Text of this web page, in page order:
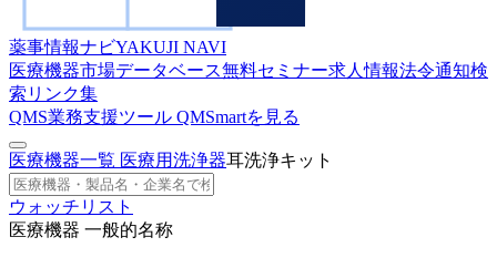
薬事情報ナビYAKUJI NAVI
医療機器市場データベース無料セミナー求人情報法令通知検
索 リンク集
QMS業務支援ツール QMSmartを見る
医療機器一覧 医療用洗浄器耳洗浄キット
ウォッチリスト
医療機器 一般的名称